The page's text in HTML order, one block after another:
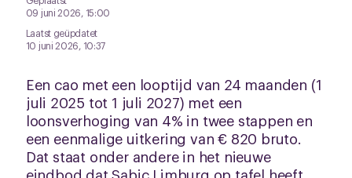
09 juni 2026, 15:00
Laatst geüpdatet
10 juni 2026, 10:37
Een cao met een looptijd van 24 maanden (1
juli 2025 tot 1 juli 2027) met een
loonsverhoging van 4% in twee stappen en
een eenmalige uitkering van € 820 bruto.
Dat staat onder andere in het nieuwe
eindbod dat Sabic Limburg op tafel heeft